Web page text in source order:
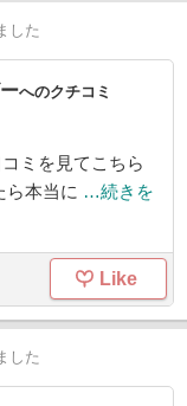
した
へのクチコミ
ミを見てこちら
ら本当に …続きを
Like
した